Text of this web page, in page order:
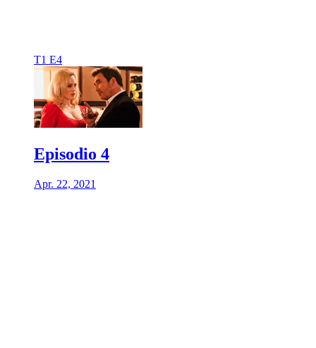
T1 E4
Episodio 4
Apr. 22, 2021